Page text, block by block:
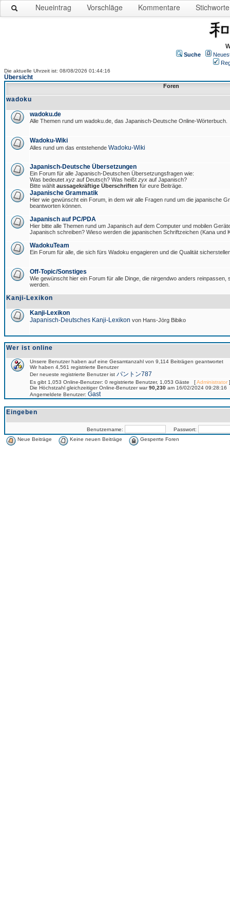
Neueintrag Vorschläge Kommentare Stichworte
Suche
Die aktuelle Uhrzeit ist: 08/08/2026 01:44:16
Übersicht
Foren
wadoku
wadoku.de
Alle Themen rund um wadoku.de, das Japanisch-Deutsche Online-Wörterbuch.
Wadoku-Wiki
Alles rund um das entstehende Wadoku-Wiki
Japanisch-Deutsche Übersetzungen
Ein Forum für alle Japanisch-Deutschen Übersetzungsfragen wie:
Was bedeutet xyz auf Deutsch? Was heißt zyx auf Japanisch?
Bitte wählt aussagekräftige Überschriften für eure Beiträge.
Japanische Grammatik
Hier wie gewünscht ein Forum, in dem wir alle Fragen rund um die japanische
beantworten können.
Japanisch auf PC/PDA
Hier bitte alle Themen rund um Japanisch auf dem Computer und mobilen
Japanisch schreiben? Wieso werden die japanischen Schriftzeichen (Kana und
WadokuTeam
Ein Forum für alle, die sich fürs Wadoku engagieren und die Qualität
Off-Topic/Sonstiges
Wie gewünscht hier ein Forum für alle Dinge, die nirgendwo anders reinpassen,
werden.
Kanji-Lexikon
Kanji-Lexikon
Japanisch-Deutsches Kanji-Lexikon von Hans-Jörg Bibiko
Wer ist online
Unsere Benutzer haben auf eine Gesamtanzahl von 9,114 Beiträgen geantwortet
Wir haben 4,561 registrierte Benutzer
Der neueste registrierte Benutzer ist パントン787
Es gibt 1,053 Online-Benutzer: 0 registrierte Benutzer, 1,053 Gäste [Administrator
Die Höchstzahl gleichzeitiger Online-Benutzer war90,230 am 16/02/2024 09:28:16
Angemeldete Benutzer: Gast
Eingeben
Benutzername:
Passwort:
Neue Beiträge
Keine neuen Beiträge Gesperrte Foren